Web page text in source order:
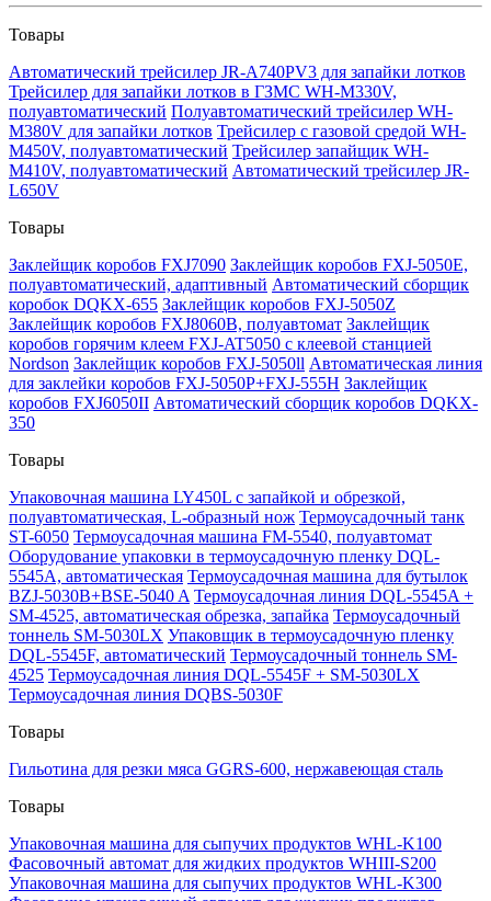
Товары
Автоматический трейсилер JR-A740PV3 для запайки лотков
Трейсилер для запайки лотков в ГЗМС WH-M330V,
полуавтоматический Полуавтоматический трейсилер WH-
M380V для запайки лотков Трейсилер с газовой средой WH-
M450V, полуавтоматический Трейсилер запайщик WH-
M410V, полуавтоматический Автоматический трейсилер JR-
L650V
Товары
Заклейщик коробов FXJ7090 Заклейщик коробов FXJ-5050E,
полуавтоматический, адаптивный Автоматический сборщик
коробок DQKX-655 Заклейщик коробов FXJ-5050Z
Заклейщик коробов FXJ8060B, полуавтомат Заклейщик
коробов горячим клеем FXJ-AT5050 с клеевой станцией
Nordson Заклейщик коробов FXJ-5050ll Автоматическая линия
для заклейки коробов FXJ-5050P+FXJ-555H Заклейщик
коробов FXJ6050II Автоматический сборщик коробов DQKX-
350
Товары
Упаковочная машина LY450L с запайкой и обрезкой,
полуавтоматическая, L-образный нож Термоусадочный танк
ST-6050 Термоусадочная машина FM-5540, полуавтомат
Оборудование упаковки в термоусадочную пленку DQL-
5545A, автоматическая Термоусадочная машина для бутылок
BZJ-5030B+BSE-5040 A Термоусадочная линия DQL-5545A +
SM-4525, автоматическая обрезка, запайка Термоусадочный
тоннель SM-5030LX Упаковщик в термоусадочную пленку
DQL-5545F, автоматический Термоусадочный тоннель SM-
4525 Термоусадочная линия DQL-5545F + SM-5030LX
Термоусадочная линия DQBS-5030F
Товары
Гильотина для резки мяса GGRS-600, нержавеющая сталь
Товары
Упаковочная машина для сыпучих продуктов WHL-K100
Фасовочный автомат для жидких продуктов WHIII-S200
Упаковочная машина для сыпучих продуктов WHL-K300